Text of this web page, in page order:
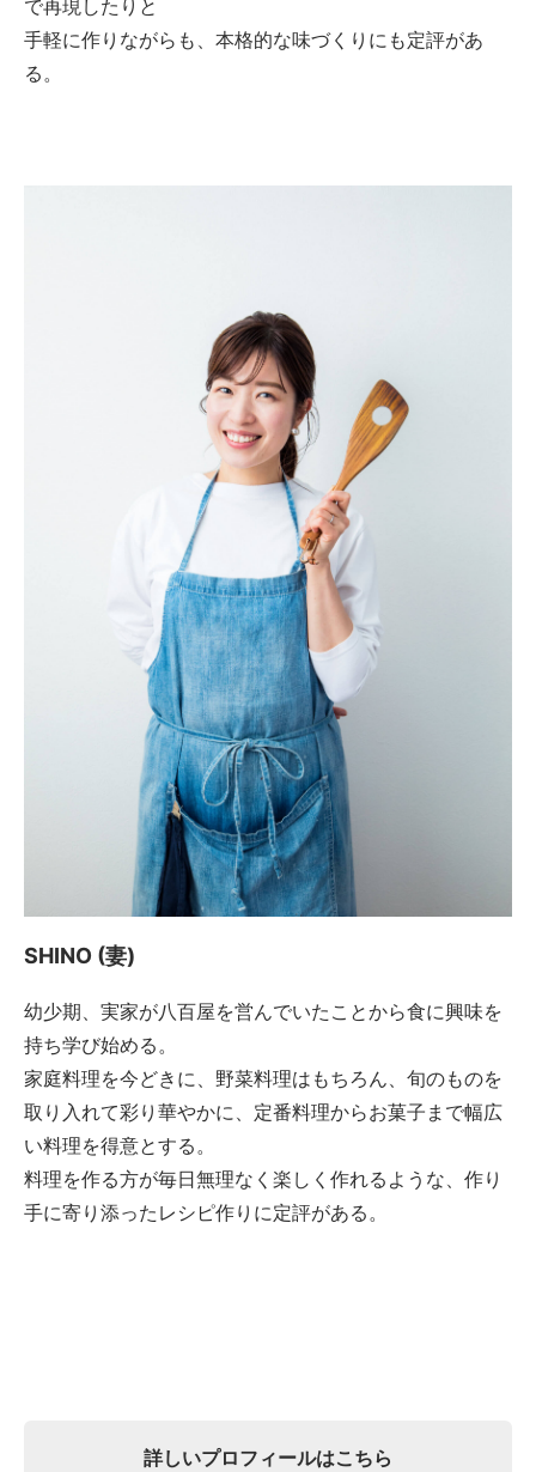
で再現したりと
手軽に作りながらも、本格的な味づくりにも定評があ
る。
SHINO (妻)
幼少期、実家が八百屋を営んでいたことから食に興味を
持ち学び始める。
家庭料理を今どきに、野菜料理はもちろん、旬のものを
取り入れて彩り華やかに、定番料理からお菓子まで幅広
い料理を得意とする。
料理を作る方が毎日無理なく楽しく作れるような、作り
手に寄り添ったレシピ作りに定評がある。
詳しいプロフィールはこちら